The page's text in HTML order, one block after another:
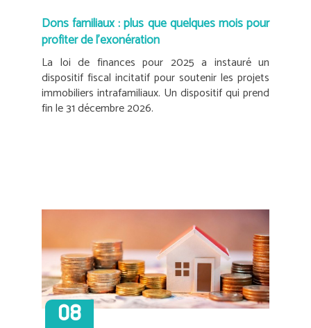
Dons familiaux : plus que quelques mois pour
profiter de l’exonération
La loi de finances pour 2025 a instauré un
dispositif fiscal incitatif pour soutenir les projets
immobiliers intrafamiliaux. Un dispositif qui prend
fin le 31 décembre 2026.
08